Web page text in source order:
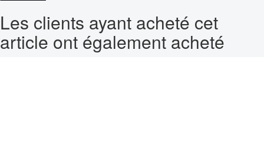
Les clients ayant acheté cet
article ont également acheté